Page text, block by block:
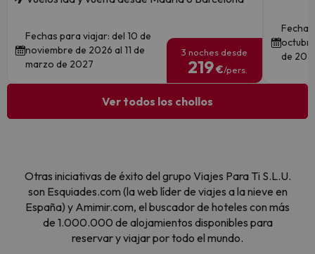
Fechas para viajar: del 10 de
noviembre de 2026 al 11 de
marzo de 2027
3 noches desde
219€/pers.
de
Ver todos los chollos
Otras iniciativas de éxito del grupo Viajes Para Ti S.L.U.
son Esquiades.com (la web líder de viajes a la nieve en
España) y Amimir.com, el buscador de hoteles con más
de 1.000.000 de alojamientos disponibles para
reservar y viajar por todo el mundo.